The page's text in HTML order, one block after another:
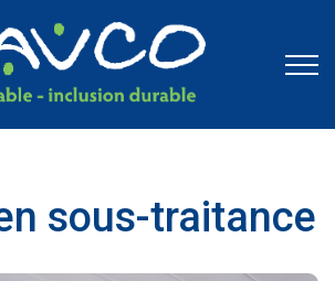
sous-traitance